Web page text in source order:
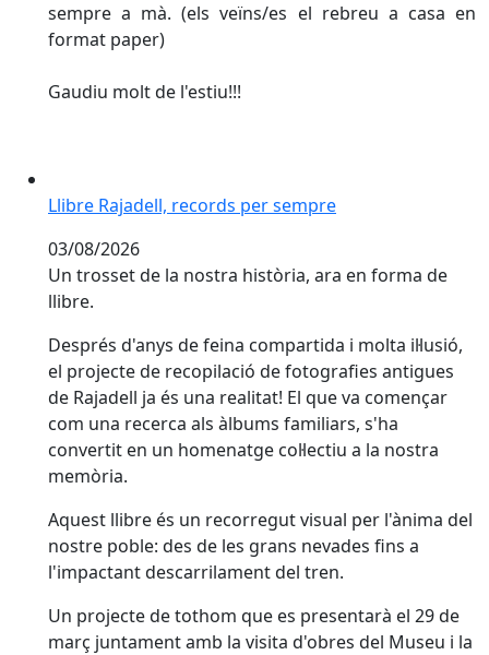
sempre a mà. (els veïns/es el rebreu a casa en
format paper)
Gaudiu molt de l'estiu!!!
Llibre Rajadell, records per sempre
03/08/2026
Un trosset de la nostra història, ara en forma de
llibre.
Després d'anys de feina compartida i molta il·lusió,
el projecte de recopilació de fotografies antigues
de Rajadell ja és una realitat! El que va començar
com una recerca als àlbums familiars, s'ha
convertit en un homenatge col·lectiu a la nostra
memòria.
Aquest llibre és un recorregut visual per l'ànima del
nostre poble: des de les grans nevades fins a
l'impactant descarrilament del tren.
Un projecte de tothom que es presentarà el 29 de
març juntament amb la visita d'obres del Museu i la